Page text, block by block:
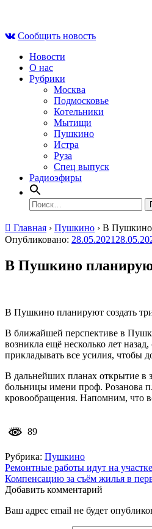
contentСообщить новость
Новости
О нас
Рубрики
Москва
Подмосковье
Котельники
Мытищи
Пушкино
Истра
Руза
Спец выпуск
Радиоэфиры
Найти:
Главная › Пушкино › В Пушкино
Опубликовано: 28.05.2021
В Пушкино
В Пушкино планируют создать
В ближайшей перспективе в
возникла ещё несколько лет
прикладывать все усилия, чтобы
В дальнейших планах открытие в
больницы имени проф. Розанова
кровообращения. Напомним, что
89
Рубрика: Пушкино
Навигация
по
Ремонтные работы идут на
Компенсацию за съём жилья в
Добавить комментарий
Ваш адрес email не будет